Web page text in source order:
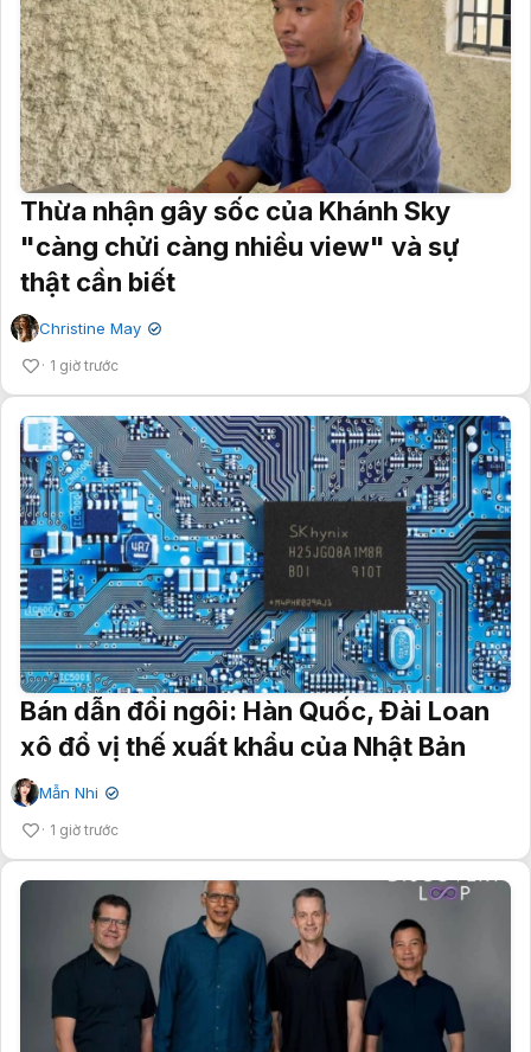
Thừa nhận gây sốc của Khánh Sky
"càng chửi càng nhiều view" và sự
thật cần biết
Christine May ✔
1 giờ trước
Bán dẫn đổi ngôi: Hàn Quốc, Đài Loan
xô đổ vị thế xuất khẩu của Nhật Bản
Mẫn Nhi ✔
1 giờ trước